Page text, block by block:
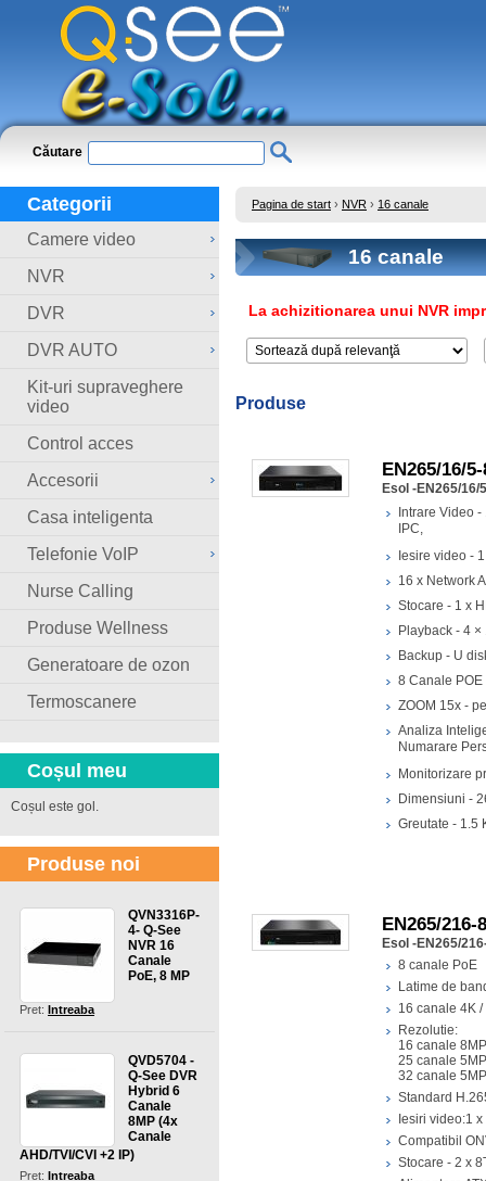
Căutare
Categorii
Camere video
NVR
DVR
DVR AUTO
Kit-uri supraveghere
video
Control acces
Accesorii
Casa inteligenta
Telefonie VoIP
Nurse Calling
Produse Wellness
Generatoare de ozon
Termoscanere
Coșul meu
Coșul este gol.
Produse noi
QVN3316P-
4- Q-See
NVR 16
Canale
PoE, 8 MP
Pret: Intreaba
QVD5704 -
Q-See DVR
Hybrid 6
Canale
8MP (4x
Canale
AHD/TVI/CVI +2 IP)
Pret: Intreaba
Pagina de start › NVR › 16 canale
16 canale
La achizitionarea unui NVR
Produse
EN265/16/
Esol -EN265/16/
Intrare Video
IPC,
Iesire video -
16 x Network
Stocare - 1 x
Playback - 4
Backup - U
8 Canale POE
ZOOM 15x -
Analiza
Numarare
Monitorizare
Dimensiuni -
Greutate - 1.5
EN265/
Esol -EN265/
8 canale PoE
Latime de
16 canale 4K
Rezolutie:
16 canale
25 canale
32 canale
Standard
Iesiri video:1
Compatibil
Stocare - 2 x